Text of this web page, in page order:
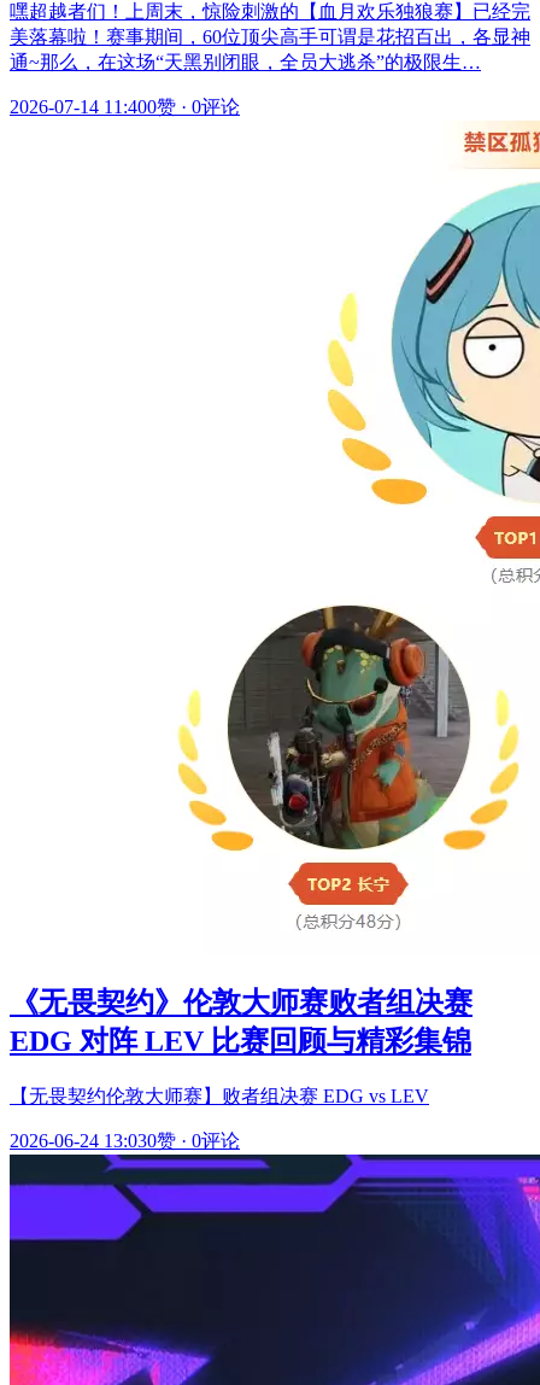
嘿超越者们！上周末，惊险刺激的【血月欢乐独狼赛】已经完
美落幕啦！赛事期间，60位顶尖高手可谓是花招百出，各显神
通~那么，在这场“天黑别闭眼，全员大逃杀”的极限生…
2026-07-14 11:400赞 · 0评论
《无畏契约》伦敦大师赛败者组决赛
EDG 对阵 LEV 比赛回顾与精彩集锦
【无畏契约伦敦大师赛】败者组决赛 EDG vs LEV
2026-06-24 13:030赞 · 0评论